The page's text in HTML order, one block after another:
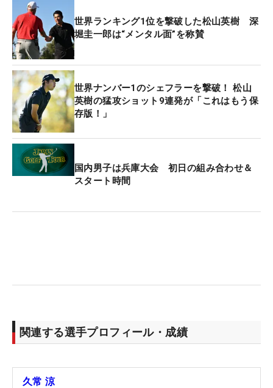
していたため、米ツアーは8月以来の参戦となる。
現在のポイントランキングは86位で来季シード権
は“当確”。さらなる浮上を目指す。
【優勝予想ランキング】
1位：ニック・ダンラップ（34）
2位：マーベリック・マクニーリー（71）
3位：ベン・グリフィン（69）
4位：パトリック・フィッシュバーン（110）
5位：パットン・キジーア（96）
6位：マッケンジー・ヒューズ（62）
15位：マシュー・マッカーティ（74）
※（）内は世界ランキング
世界ランキング1位を撃破した松山英樹 深
堀圭一郎は“メンタル面”を称賛
世界ナンバー1のシェフラーを撃破！ 松山
英樹の猛攻ショット9連発が「これはもう保
存版！」
国内男子は兵庫大会 初日の組み合わせ＆
スタート時間
関連する選手プロフィール・成績
久常 涼